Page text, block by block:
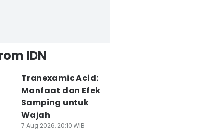
IDN
Tranexamic Acid:
Manfaat dan Efek
Samping untuk
Wajah
7 Aug 2026, 20:10 WIB